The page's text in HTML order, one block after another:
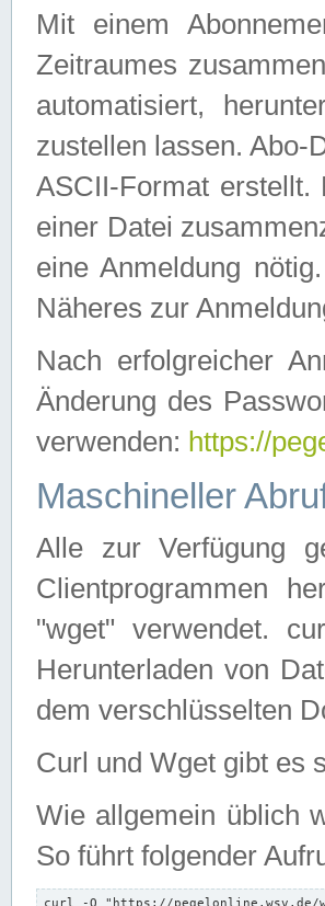
Mit einem
Zeitraumes
automatisiert,
zustellen lassen. Abo-
ASCII-Format
einer Datei
eine Anmeldung
Näheres zur
Nach erfolgreicher
Änderung des
verwenden: https://
Maschineller
Alle zur Verfügung
Clientprogrammen
"wget" verwendet.
Herunterladen von
dem verschlüsselten
Curl und Wget gibt es
Wie allgemein üblich
So führt folgender